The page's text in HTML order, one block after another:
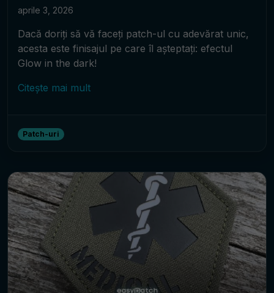
aprile 3, 2026
Dacă doriți să vă faceți patch-ul cu adevărat unic,
acesta este finisajul pe care îl așteptați: efectul
Glow in the dark!
Citește mai mult
Patch-uri